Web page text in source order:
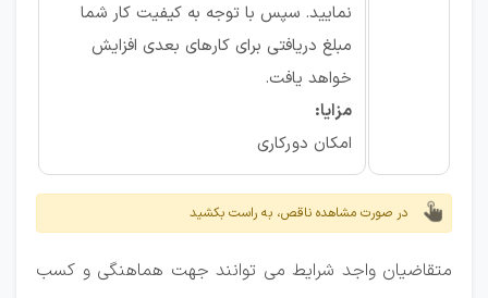
نمایید. سپس با توجه به کیفیت کار شما
مبلغ دریافتی برای کارهای بعدی افزایش
خواهد یافت.
مزایا:
امکان دورکاری
در صورت مشاهده ناقص، به راست بکشید
متقاضیان واجد شرایط می توانند جهت هماهنگی و کسب